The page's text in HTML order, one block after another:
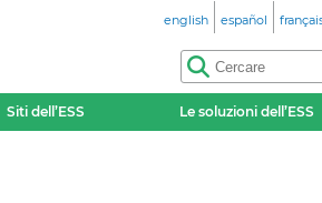
english español
Siti dell’ESS Le soluzioni dell’ESS